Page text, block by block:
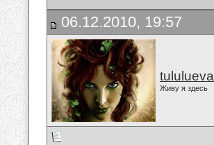
06.12.2010, 19:57
tululueva
Живу я здесь